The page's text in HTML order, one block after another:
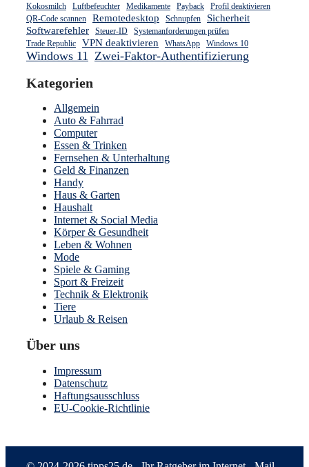
Kokosmilch Luftbefeuchter Medikamente Payback
Profil deaktivieren
QR-Code scannen
Remotedesktop Schnupfen
Sicherheit
Softwarefehler
Steuer-ID
Systemanforderungen prüfen
Trade Republic
VPN deaktivieren WhatsApp Windows 10
Windows 11 Zwei-Faktor-Authentifizierung
Kategorien
Allgemein
Auto & Fahrrad
Computer
Essen & Trinken
Fernsehen & Unterhaltung
Geld & Finanzen
Handy
Haus & Garten
Haushalt
Internet & Social Media
Körper & Gesundheit
Leben & Wohnen
Mode
Spiele & Gaming
Sport & Freizeit
Technik & Elektronik
Tiere
Urlaub & Reisen
Über uns
Impressum
Datenschutz
Haftungsausschluss
EU-Cookie-Richtlinie